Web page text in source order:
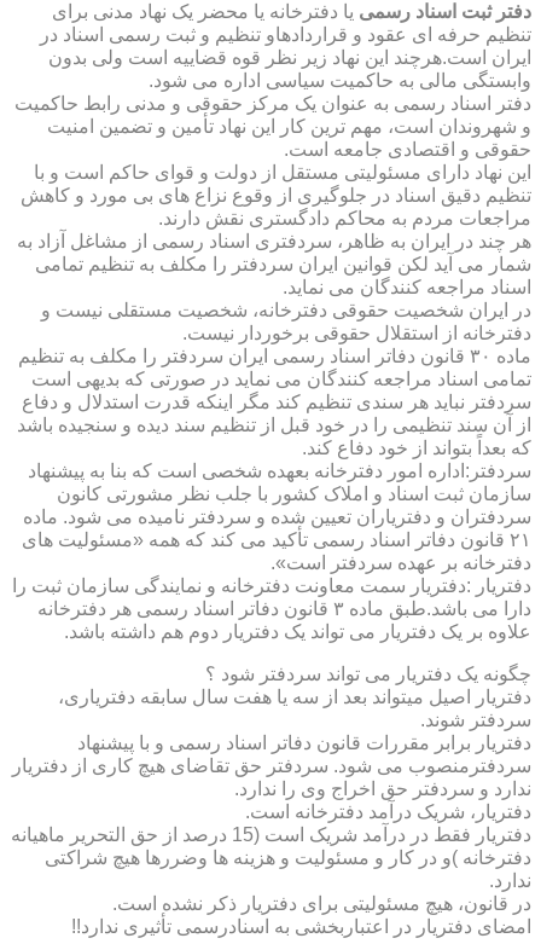
دفتر ثبت اسناد رسمی یا دفترخانه یا محضر یک نهاد مدنی برای
تنظیم حرفه ای عقود و قراردادهاو تنظیم و ثبت رسمی اسناد در
ایران است.هرچند این نهاد زیر نظر قوه قضاییه است ولی بدون
وابستگی مالی به حاکمیت سیاسی اداره می شود.
دفتر اسناد رسمی به عنوان یک مرکز حقوقی و مدنی رابط حاکمیت
و شهروندان است، مهم ترین کار این نهاد تأمین و تضمین امنیت
حقوقی و اقتصادی جامعه است.
این نهاد دارای مسئولیتی مستقل از دولت و قوای حاکم است و با
تنظیم دقیق اسناد در جلوگیری از وقوع نزاع های بی مورد و کاهش
مراجعات مردم به محاکم دادگستری نقش دارند.
هر چند در ایران به ظاهر، سردفتری اسناد رسمی از مشاغل آزاد به
شمار می آید لکن قوانین ایران سردفتر را مکلف به تنظیم تمامی
اسناد مراجعه کنندگان می نماید.
در ایران شخصیت حقوقی دفترخانه، شخصیت مستقلی نیست و
دفترخانه از استقلال حقوقی برخوردار نیست.
ماده ۳۰ قانون دفاتر اسناد رسمی ایران سردفتر را مکلف به تنظیم
تمامی اسناد مراجعه کنندگان می نماید در صورتی که بدیهی است
سردفتر نباید هر سندی تنظیم کند مگر اینکه قدرت استدلال و دفاع
از آن سند تنظیمی را در خود قبل از تنظیم سند دیده و سنجیده باشد
که بعداً بتواند از خود دفاع کند.
سردفتر:اداره امور دفترخانه بعهده شخصی است که بنا به پیشنهاد
سازمان ثبت اسناد و املاک کشور با جلب نظر مشورتی کانون
سردفتران و دفتریاران تعیین شده و سردفتر نامیده می شود. ماده
۲۱ قانون دفاتر اسناد رسمی تأکید می کند که همه «مسئولیت های
دفترخانه بر عهده سردفتر است».
دفتریار :دفتریار سمت معاونت دفترخانه و نمایندگی سازمان ثبت را
دارا می باشد.طبق ماده ۳ قانون دفاتر اسناد رسمی هر دفترخانه
علاوه بر یک دفتریار می تواند یک دفتریار دوم هم داشته باشد.
چگونه یک دفتریار می تواند سردفتر شود ؟
دفتریار اصیل میتواند بعد از سه یا هفت سال سابقه دفتریاری،
سردفتر شوند.
دفتریار برابر مقررات قانون دفاتر اسناد رسمی و با پیشنهاد
سردفترمنصوب می شود. سردفتر حق تقاضای هیچ کاری از دفتریار
ندارد و سردفتر حق اخراج وی را ندارد.
دفتریار، شریک درآمد دفترخانه است.
دفتریار فقط در درآمد شریک است (15 درصد از حق التحریر ماهیانه
دفترخانه )و در کار و مسئولیت و هزینه ها وضررها هیچ شراکتی
ندارد.
در قانون، هیچ مسئولیتی برای دفتریار ذکر نشده است.
امضای دفتریار در اعتباربخشی به اسنادرسمی تأثیری ندارد!!